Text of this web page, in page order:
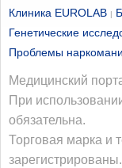
Клиника EUROLAB
Генетические
Проблемы
Медицинский
При
обязательна.
Торговая марка и